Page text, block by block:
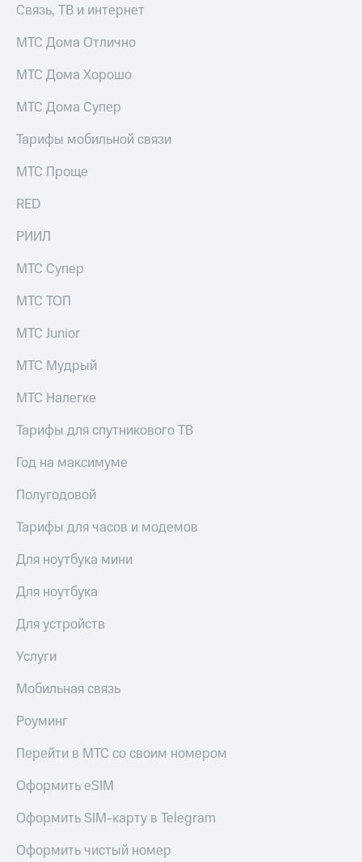
Связь, ТВ и интернет
МТС Дома Отлично
МТС Дома Хорошо
МТС Дома Супер
Тарифы мобильной связи
МТС Проще
RED
РИИЛ
МТС Супер
МТС ТОП
МТС Junior
МТС Мудрый
МТС Налегке
Тарифы для спутникового ТВ
Год на максимуме
Полугодовой
Тарифы для часов и модемов
Для ноутбука мини
Для ноутбука
Для устройств
Услуги
Мобильная связь
Роуминг
Перейти в МТС со своим номером
Оформить eSIM
Оформить SIM-карту в Telegram
Оформить чистый номер